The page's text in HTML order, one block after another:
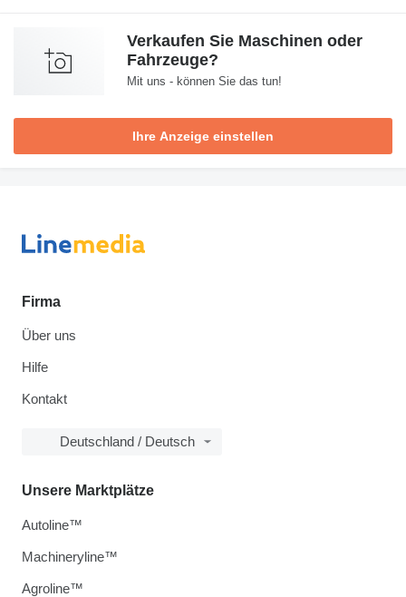
Verkaufen Sie Maschinen oder
Fahrzeuge?
Mit uns - können Sie das tun!
Ihre Anzeige einstellen
Firma
Über uns
Hilfe
Kontakt
Deutschland / Deutsch
Unsere Marktplätze
Autoline™
Machineryline™
Agroline™